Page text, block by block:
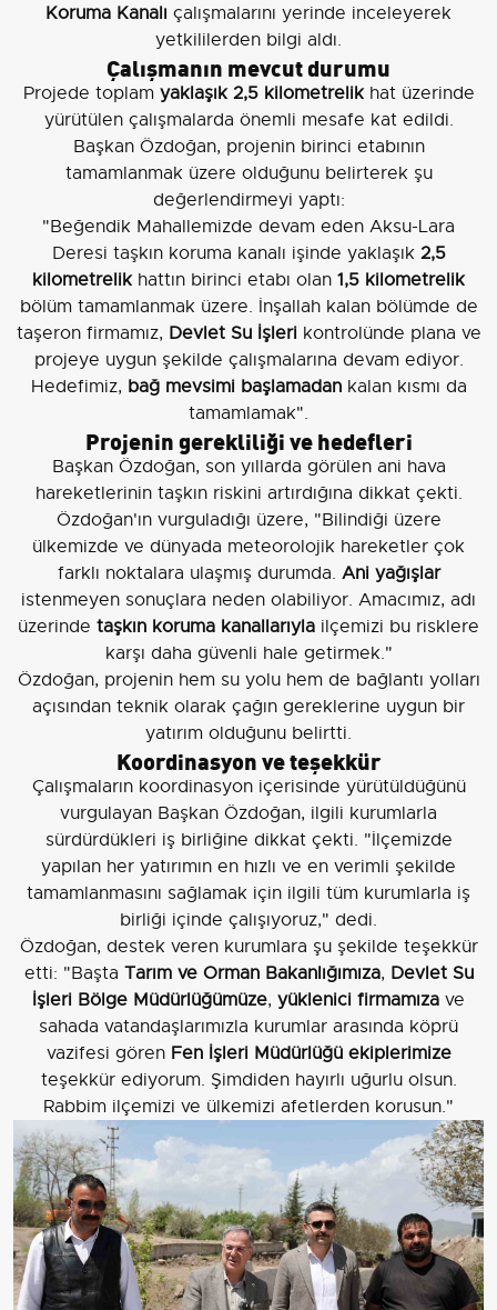
Koruma Kanalı çalışmalarını yerinde inceleyerek
yetkililerden bilgi aldı.
Çalışmanın mevcut durumu
Projede toplam yaklaşık 2,5 kilometrelikhat üzerinde
yürütülen çalışmalarda önemli mesafe kat edildi.
Başkan Özdoğan, projenin birinci etabının
tamamlanmak üzere olduğunu belirterek şu
değerlendirmeyi yaptı:
"Beğendik Mahallemizde devam eden Aksu-Lara
Deresi taşkın koruma kanalı işinde yaklaşık 2,5
kilometrelikhattın birinci etabı olan 1,5 kilometrelik
bölüm tamamlanmak üzere. İnşallah kalan bölümde de
taşeron firmamız, Devlet Su İşlerikontrolünde plana ve
projeye uygun şekilde çalışmalarına devam ediyor.
Hedefimiz, bağ mevsimi başlamadankalan kısmı da
tamamlamak".
Projenin gerekliliği ve hedefleri
Başkan Özdoğan, son yıllarda görülen ani hava
hareketlerinin taşkın riskini artırdığına dikkat çekti.
Özdoğan'ın vurguladığı üzere, "Bilindiği üzere
ülkemizde ve dünyada meteorolojik hareketler çok
farklı noktalara ulaşmış durumda. Ani yağışlar
istenmeyen sonuçlara neden olabiliyor. Amacımız, adı
üzerinde taşkın koruma kanallarıyla ilçemizi bu risklere
karşı daha güvenli hale getirmek."
Özdoğan, projenin hem su yolu hem de bağlantı yolları
açısından teknik olarak çağın gereklerine uygun bir
yatırım olduğunu belirtti.
Koordinasyon ve teşekkür
Çalışmaların koordinasyon içerisinde yürütüldüğünü
vurgulayan Başkan Özdoğan, ilgili kurumlarla
sürdürdükleri iş birliğine dikkat çekti. "İlçemizde
yapılan her yatırımın en hızlı ve en verimli şekilde
tamamlanmasını sağlamak için ilgili tüm kurumlarla iş
birliği içinde çalışıyoruz," dedi.
Özdoğan, destek veren kurumlara şu şekilde teşekkür
etti: "Başta Tarım ve Orman Bakanlığımıza, Devlet Su
İşleri Bölge Müdürlüğümüze, yüklenici firmamıza ve
sahada vatandaşlarımızla kurumlar arasında köprü
vazifesi gören Fen İşleri Müdürlüğü ekiplerimize
teşekkür ediyorum. Şimdiden hayırlı uğurlu olsun.
Rabbim ilçemizi ve ülkemizi afetlerden korusun."